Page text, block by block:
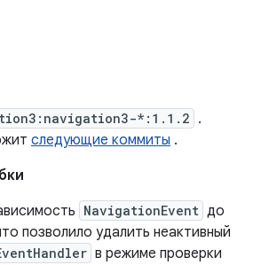
*:1.1.2 .
следующие коммиты .
NavigationEvent до
позволило удалить неактивный
в режиме проверки